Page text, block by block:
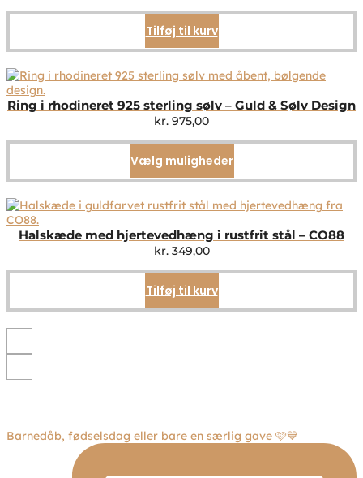
Tilføj til kurv
Ring i rhodineret 925 sterling sølv – Guld & Sølv Design
kr. 975,00
Vælg mulighederDette
vare
flere
Mulighederne
på
Halskæde med hjertevedhæng i rustfrit stål – CO88
kr.349,00
Tilføj til kurv
Barnedåb, fødselsdag eller bare en særlig gave 🩷💙